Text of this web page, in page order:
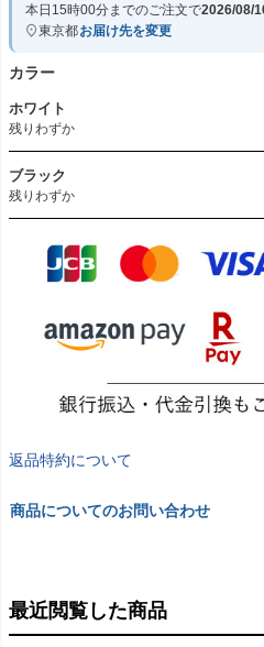
本日 15時00分までのご注文で2026/08/
東京都お届け先を変更
カラー
ホワイト
残りわずか
ブラック
残りわずか
返品特約について
商品についてのお問い合わせ
最近閲覧した商品